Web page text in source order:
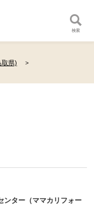
検索
取県)
ンター（ママカリフォー